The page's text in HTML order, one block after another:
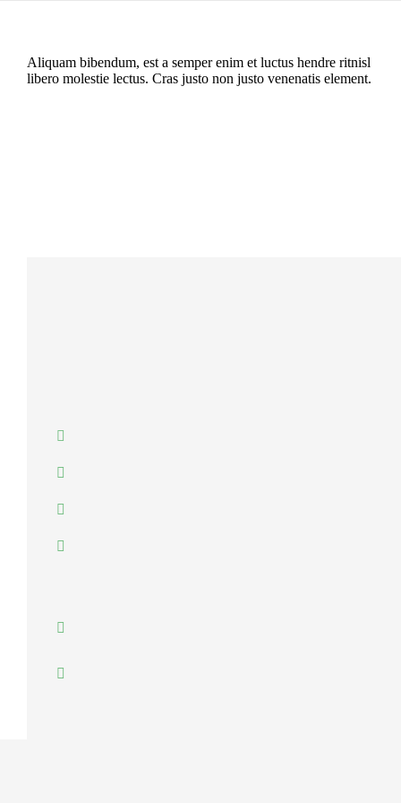
Aliquam bibendum, est a semper enim et luctus hendre ritnisl
libero molestie lectus. Cras justo non justo venenatis element.